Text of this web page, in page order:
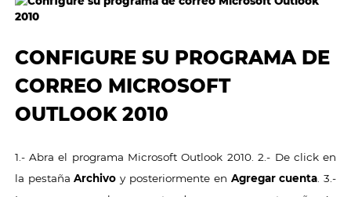
CONFIGURE SU PROGRAMA DE
CORREO MICROSOFT
OUTLOOK 2010
1.- Abra el programa Microsoft Outlook 2010. 2.- De click en
la pestañaArchivo y posteriormente en Agregar cuenta . 3.-